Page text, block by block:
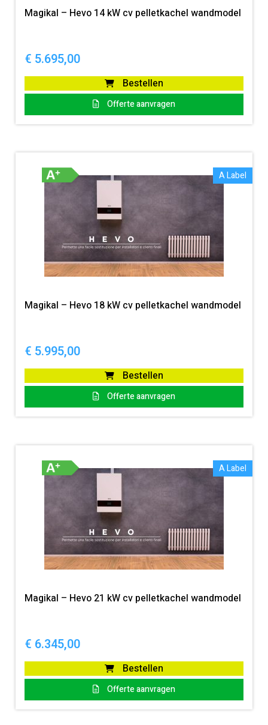
Magikal – Hevo 14 kW cv pelletkachel wandmodel
€ 5.695,00
Bestellen
Offerte aanvragen
A Label
Magikal – Hevo 18 kW cv pelletkachel wandmodel
€ 5.995,00
Bestellen
Offerte aanvragen
A Label
Magikal – Hevo 21 kW cv pelletkachel wandmodel
€ 6.345,00
Bestellen
Offerte aanvragen